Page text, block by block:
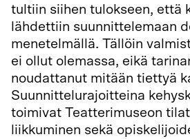
tultiin siihen tulokseen, että
lähdettiin suunnittelemaan
menetelmällä. Tällöin
ei ollut olemassa, eikä
noudattanut mitään tiettyä
Suunnittelurajoitteina
toimivat Teatterimuseon
liikkuminen sekä